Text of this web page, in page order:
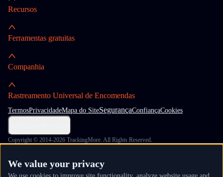
Recursos
Ferramentas gratuitas
Companhia
Rastreamento Universal de Encomendas
TermosPrivacidadeMapa do SiteSegurançaConfiançaCookies
Copyright © 2014-2026 TrackingMore. All Rights Reserved.
We value your privacy